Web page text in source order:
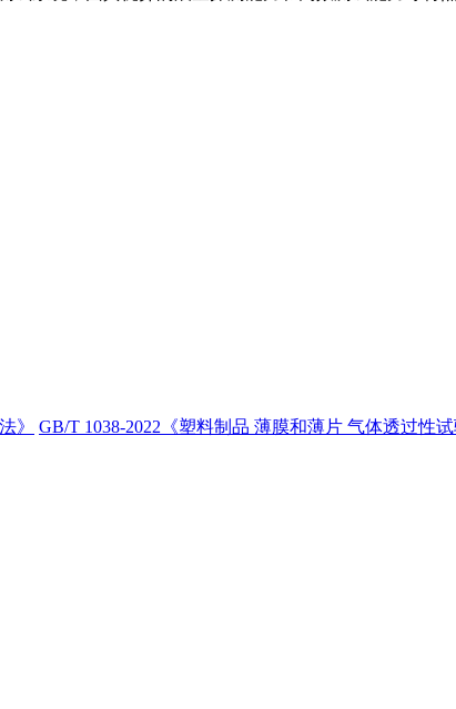
》 GB/T 1038-2022《塑料制品 薄膜和薄片 气体透过性